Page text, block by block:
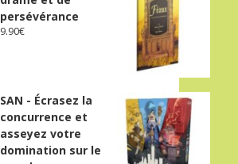
persévérance
9.90€
SAN - Écrasez la
concurrence et
asseyez votre
domination sur le